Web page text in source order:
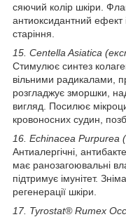
сяючий колір шкіри.
антиоксидантний ефект
старіння.
15. Centella Asiatica
Стимулює синтез
вільними радикалами,
розгладжує зморшки,
вигляд. Посилює
кровоносних судин,
16. Echinacea Purpurea
Антиалергічні,
має ранозагоювальні
підтримує імунітет.
регенерації шкіри.
17. Tyrostat® Rumex